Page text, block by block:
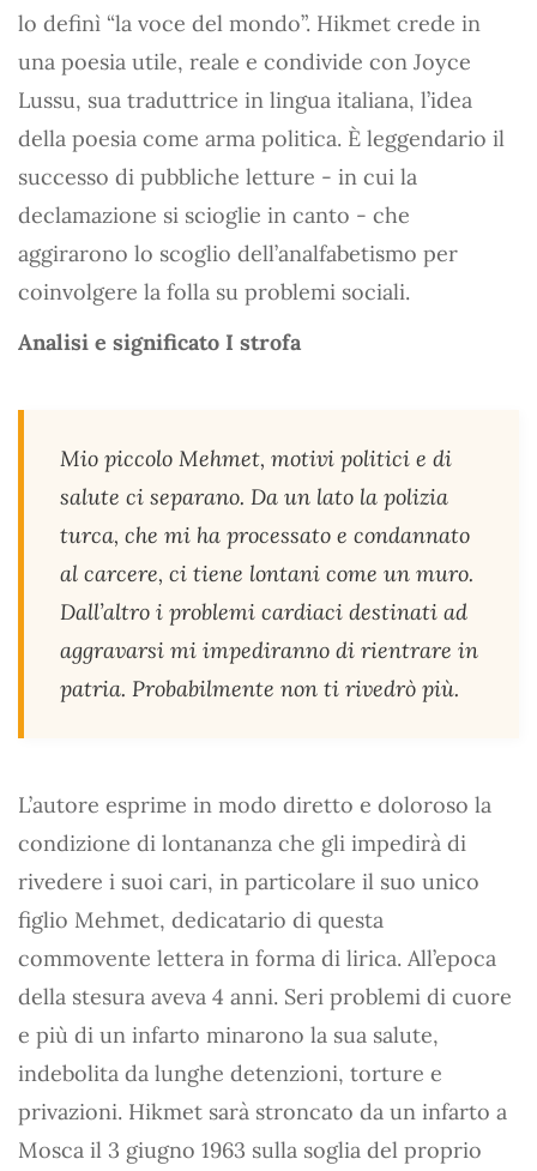
lo definì “la voce del mondo”. Hikmet crede in
una poesia utile, reale e condivide con Joyce
Lussu, sua traduttrice in lingua italiana, l’idea
della poesia come arma politica. È leggendario il
successo di pubbliche letture - in cui la
declamazione si scioglie in canto - che
aggirarono lo scoglio dell’analfabetismo per
coinvolgere la folla su problemi sociali.
Analisi e significato I strofa
Mio piccolo Mehmet, motivi politici e di
salute ci separano. Da un lato la polizia
turca, che mi ha processato e condannato
al carcere, ci tiene lontani come un muro.
Dall’altro i problemi cardiaci destinati ad
aggravarsi mi impediranno di rientrare in
patria. Probabilmente non ti rivedrò più.
L’autore esprime in modo diretto e doloroso la
condizione di lontananza che gli impedirà di
rivedere i suoi cari, in particolare il suo unico
figlio Mehmet, dedicatario di questa
commovente lettera in forma di lirica. All’epoca
della stesura aveva 4 anni. Seri problemi di cuore
e più di un infarto minarono la sua salute,
indebolita da lunghe detenzioni, torture e
privazioni. Hikmet sarà stroncato da un infarto a
Mosca il 3 giugno 1963 sulla soglia del proprio